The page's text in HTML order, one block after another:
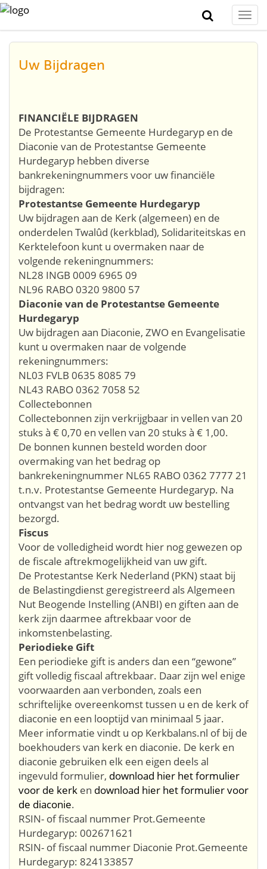
Uw Bijdragen
FINANCIËLE BIJDRAGEN
De Protestantse Gemeente Hurdegaryp en de
Diaconie van de Protestantse Gemeente
Hurdegaryp hebben diverse
bankrekeningnummers voor uw financiële
bijdragen:
Protestantse Gemeente Hurdegaryp
Uw bijdragen aan de Kerk (algemeen) en de
onderdelen Twalûd (kerkblad), Solidariteitskas en
Kerktelefoon kunt u overmaken naar de
volgende rekeningnummers:
NL28 INGB 0009 6965 09
NL96 RABO 0320 9800 57
Diaconie van de Protestantse Gemeente
Hurdegaryp
Uw bijdragen aan Diaconie, ZWO en Evangelisatie
kunt u overmaken naar de volgende
rekeningnummers:
NL03 FVLB 0635 8085 79
NL43 RABO 0362 7058 52
Collectebonnen
Collectebonnen zijn verkrijgbaar in vellen van 20
stuks à € 0,70 en vellen van 20 stuks à € 1,00.
De bonnen kunnen besteld worden door
overmaking van het bedrag op
bankrekeningnummer NL65 RABO 0362 7777 21
t.n.v. Protestantse Gemeente Hurdegaryp. Na
ontvangst van het bedrag wordt uw bestelling
bezorgd.
Fiscus
Voor de volledigheid wordt hier nog gewezen op
de fiscale aftrekmogelijkheid van uw gift.
De Protestantse Kerk Nederland (PKN) staat bij
de Belastingdienst geregistreerd als Algemeen
Nut Beogende Instelling (ANBI) en giften aan de
kerk zijn daarmee aftrekbaar voor de
inkomstenbelasting.
Periodieke Gift
Een periodieke gift is anders dan een “gewone”
gift volledig fiscaal aftrekbaar. Daar zijn wel enige
voorwaarden aan verbonden, zoals een
schriftelijke overeenkomst tussen u en de kerk of
diaconie en een looptijd van minimaal 5 jaar.
Meer informatie vindt u op Kerkbalans.nl of bij de
boekhouders van kerk en diaconie. De kerk en
diaconie gebruiken elk een eigen deels al
ingevuld formulier, download hier het formulier
voor de kerk en download hier het formulier voor
de diaconie.
RSIN- of fiscaal nummer Prot.Gemeente
Hurdegaryp: 002671621
RSIN- of fiscaal nummer Diaconie Prot.Gemeente
Hurdegaryp: 824133857